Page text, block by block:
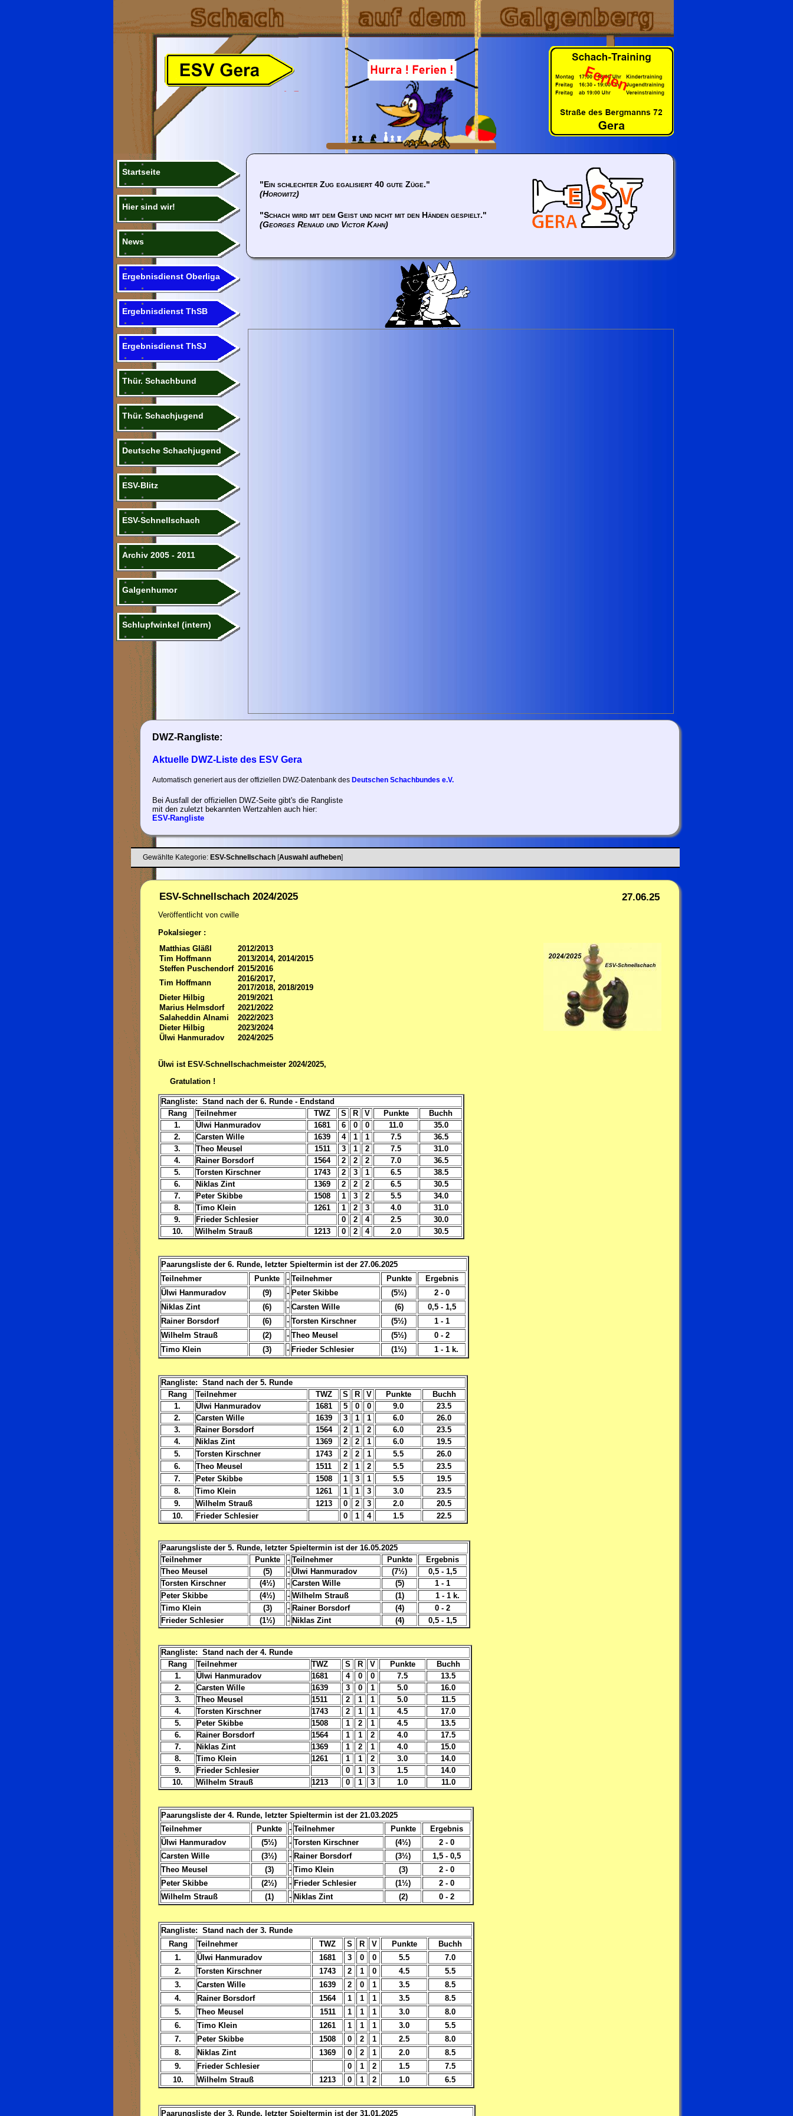
Startseite
Hier sind wir!
News
Ergebnisdienst Oberliga
Ergebnisdienst ThSB
Ergebnisdienst ThSJ
Thür. Schachbund
Thür. Schachjugend
Deutsche Schachjugend
ESV-Blitz
ESV-Schnellschach
Archiv 2005 - 2011
Galgenhumor
Schlupfwinkel (intern)
"Ein schlechter Zug egalisiert 40 gute Züge."
(Horowitz)
"Schach wird mit dem Geist und nicht mit den Händen gespielt."
(Georges Renaud und Victor Kahn)
DWZ-Rangliste:
Aktuelle DWZ-Liste des ESV Gera
Automatisch generiert aus der offiziellen DWZ-Datenbank des Deutschen Schachbundes e.V.
Bei Ausfall der offiziellen DWZ-Seite gibt's die Rangliste
mit den zuletzt bekannten Wertzahlen auch hier:
ESV-Rangliste
Gewählte Kategorie: ESV-Schnellschach [Auswahl aufheben]
ESV-Schnellschach 2024/2025 27.06.25
Veröffentlicht von cwille
Pokalsieger :
Matthias Gläßl
2012/2013
Tim Hoffmann
2013/2014, 2014/2015
Steffen Puschendorf 2015/2016
Tim Hoffmann
2016/2017,
2017/2018, 2018/2019
Dieter Hilbig
2019/2021
Marius Helmsdorf
2021/2022
Salaheddin Alnami
2022/2023
Dieter Hilbig
2023/2024
Ülwi Hanmuradov
2024/2025
Ülwi ist ESV-Schnellschachmeister 2024/2025,
Gratulation !
Rangliste: Stand nach der 6. Runde - Endstand
Rang
Teilnehmer TWZ S R V Punkte
Buchh
1.
Ülwi Hanmuradov 1681 6 0 0 11.0
35.0
2.
Carsten Wille 1639 4 1 1 7.5
36.5
3.
Theo Meusel 1511 3 1 2 7.5
31.0
4.
Rainer Borsdorf 1564 2 2 2 7.0
36.5
5.
Torsten Kirschner 1743 2 3 1 6.5
38.5
6.
Niklas Zint 1369 2 2 2 6.5
30.5
7.
Peter Skibbe 1508 1 3 2 5.5
34.0
8.
Timo Klein 1261 1 2 3 4.0
31.0
9.
Frieder Schlesier 0 2 4 2.5
30.0
10.
Wilhelm Strauß 1213 0 2 4 2.0 30.5
Paarungsliste der 6. Runde, letzter Spieltermin ist der 27.06.2025
Teilnehmer
Punkte - Teilnehmer Punkte
Ergebnis
Ülwi Hanmuradov
(9) - Peter Skibbe (5½)
2 - 0
Niklas Zint
(6) - Carsten Wille (6)
0,5 - 1,5
Rainer Borsdorf
(6) - Torsten Kirschner (5½)
1 - 1
Wilhelm Strauß
(2) - Theo Meusel (5½)
0 - 2
Timo Klein
(3) - Frieder Schlesier (1½) 1 - 1 k.
Rangliste: Stand nach der 5. Runde
Rang
Teilnehmer TWZ S R V Punkte
Buchh
1.
Ülwi Hanmuradov 1681 5 0 0 9.0
23.5
2.
Carsten Wille 1639 3 1 1 6.0
26.0
3.
Rainer Borsdorf 1564 2 1 2 6.0
23.5
4.
Niklas Zint 1369 2 2 1 6.0
19.5
5.
Torsten Kirschner 1743 2 2 1 5.5
26.0
6.
Theo Meusel 1511 2 1 2 5.5
23.5
7.
Peter Skibbe 1508 1 3 1 5.5
19.5
8.
Timo Klein 1261 1 1 3 3.0
23.5
9.
Wilhelm Strauß 1213 0 2 3 2.0
20.5
10.
Frieder Schlesier 0 1 4 1.5 22.5
Paarungsliste der 5. Runde, letzter Spieltermin ist der 16.05.2025
Teilnehmer
Punkte - Teilnehmer Punkte
Ergebnis
Theo Meusel
(5) - Ülwi Hanmuradov (7½)
0,5 - 1,5
Torsten Kirschner
(4½) - Carsten Wille (5)
1 - 1
Peter Skibbe
(4½) - Wilhelm Strauß (1)
1 - 1 k.
Timo Klein
(3) - Rainer Borsdorf (4)
0 - 2
Frieder Schlesier
(1½) - Niklas Zint (4) 0,5 - 1,5
Rangliste: Stand nach der 4. Runde
Rang
Teilnehmer TWZ S R V Punkte
Buchh
1.
Ülwi Hanmuradov 1681 4 0 0 7.5
13.5
2.
Carsten Wille 1639 3 0 1 5.0
16.0
3.
Theo Meusel 1511 2 1 1 5.0
11.5
4.
Torsten Kirschner 1743 2 1 1 4.5
17.0
5.
Peter Skibbe 1508 1 2 1 4.5
13.5
6.
Rainer Borsdorf 1564 1 1 2 4.0
17.5
7.
Niklas Zint 1369 1 2 1 4.0
15.0
8.
Timo Klein 1261 1 1 2 3.0
14.0
9.
Frieder Schlesier 0 1 3 1.5
14.0
10.
Wilhelm Strauß 1213 0 1 3 1.0 11.0
Paarungsliste der 4. Runde, letzter Spieltermin ist der 21.03.2025
Teilnehmer
Punkte - Teilnehmer Punkte
Ergebnis
Ülwi Hanmuradov
(5½) - Torsten Kirschner (4½)
2 - 0
Carsten Wille
(3½) - Rainer Borsdorf (3½)
1,5 - 0,5
Theo Meusel
(3) - Timo Klein (3)
2 - 0
Peter Skibbe
(2½) - Frieder Schlesier (1½)
2 - 0
Wilhelm Strauß
(1) - Niklas Zint (2) 0 - 2
Rangliste: Stand nach der 3. Runde
Rang
Teilnehmer TWZ S R V Punkte
Buchh
1.
Ülwi Hanmuradov 1681 3 0 0 5.5
7.0
2.
Torsten Kirschner 1743 2 1 0 4.5
5.5
3.
Carsten Wille 1639 2 0 1 3.5
8.5
4.
Rainer Borsdorf 1564 1 1 1 3.5
8.5
5.
Theo Meusel 1511 1 1 1 3.0
8.0
6.
Timo Klein 1261 1 1 1 3.0
5.5
7.
Peter Skibbe 1508 0 2 1 2.5
8.0
8.
Niklas Zint 1369 0 2 1 2.0
8.5
9.
Frieder Schlesier 0 1 2 1.5
7.5
10.
Wilhelm Strauß 1213 0 1 2 1.0 6.5
Paarungsliste der 3. Runde, letzter Spieltermin ist der 31.01.2025